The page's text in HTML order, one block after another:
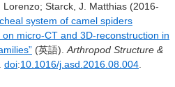
Starck, J. Matthias (2016-
system of camel spiders
micro-CT and 3D-reconstruction in
(英語). Arthropod Structure &
doi:10.1016/j.asd.2016.08.004